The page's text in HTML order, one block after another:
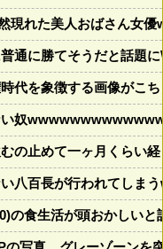
現れた美人おばさん女優
通に勝てそうだと話題
時代を象徴する画像がこ
い奴
むの止めて一ヶ月くらい
い八百長が行われてし
の食生活が頭おかしい